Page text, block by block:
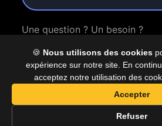
🍪 Nous utilisons des cookies
expérience sur notre site. En
acceptez notre utilisation des
Accepter
Refuser
Une question ? Un besoin ?
Nous
© 2026 Coproly. Tous